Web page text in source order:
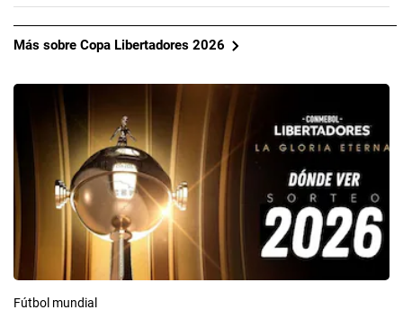
Más sobre Copa Libertadores 2026
Fútbol mundial